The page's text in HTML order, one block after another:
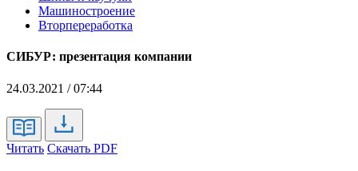
Машиностроение
Вторпереработка
СИБУР: презентация компании
24.03.2021 / 07:44
Читать Скачать PDF